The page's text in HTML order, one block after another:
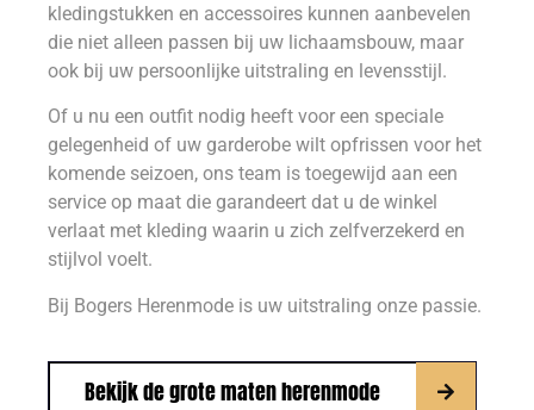
kledingstukken en accessoires kunnen aanbevelen
die niet alleen passen bij uw lichaamsbouw, maar
ook bij uw persoonlijke uitstraling en levensstijl.
Of u nu een outfit nodig heeft voor een speciale
gelegenheid of uw garderobe wilt opfrissen voor het
komende seizoen, ons team is toegewijd aan een
service op maat die garandeert dat u de winkel
verlaat met kleding waarin u zich zelfverzekerd en
stijlvol voelt.
Bij Bogers Herenmode is uw uitstraling onze passie.
Bekijk de grote maten herenmode